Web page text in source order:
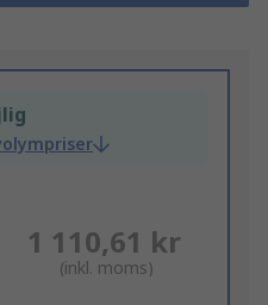
1 110,61 kr
(inkl. moms)